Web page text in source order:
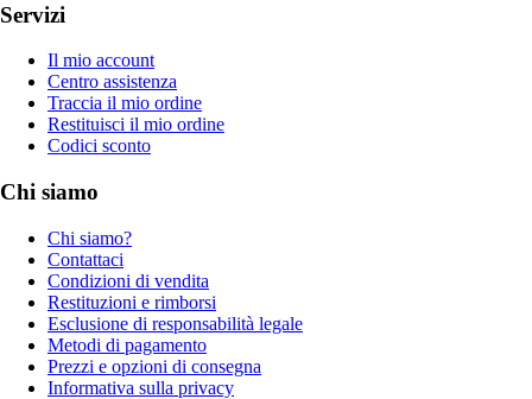
Servizi
Il mio account
Centro assistenza
Traccia il mio ordine
Restituisci il mio ordine
Codici sconto
Chi siamo
Chi siamo?
Contattaci
Condizioni di vendita
Restituzioni e rimborsi
Esclusione di responsabilità legale
Metodi di pagamento
Prezzi e opzioni di consegna
Informativa sulla privacy